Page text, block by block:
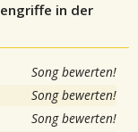
in der
Song bewerten!
Song bewerten!
Song bewerten!